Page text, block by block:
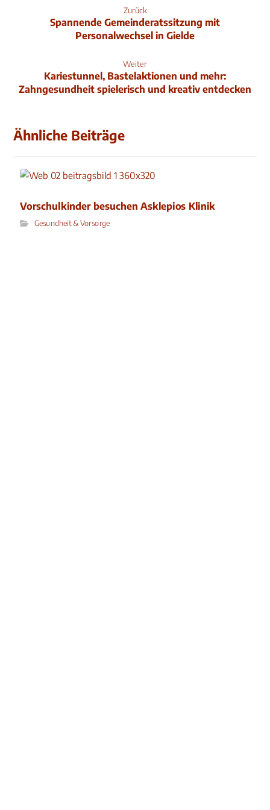
Zurück
Spannende Gemeinderatssitzung mit
Personalwechsel in Gielde
Weiter
Kariestunnel, Bastelaktionen und mehr:
Zahngesundheit spielerisch und kreativ entdecken
Ähnliche Beiträge
Vorschulkinder besuchen Asklepios Klinik
Gesundheit & Vorsorge